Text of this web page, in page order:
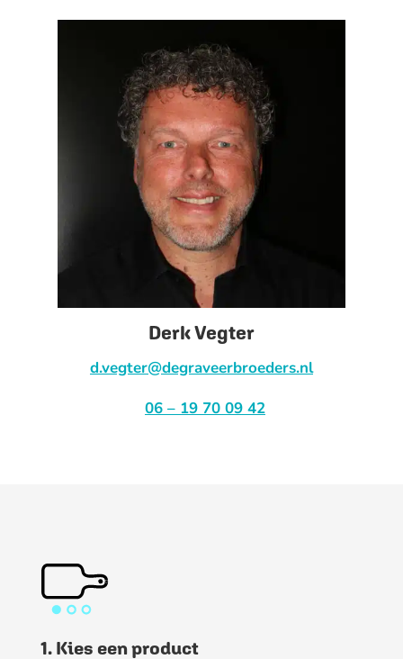
Derk Vegter
d.vegter@degraveerbroeders.nl
06 – 19 70 09 42
1. Kies een product